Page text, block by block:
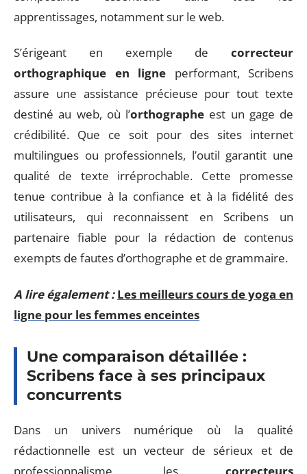
apprentissages, notamment sur le web.
S’érigeant en exemple de correcteur
orthographique en ligne performant, Scribens
assure une assistance précieuse pour tout texte
destiné au web, où l’orthographe est un gage de
crédibilité. Que ce soit pour des sites internet
multilingues ou professionnels, l’outil garantit une
qualité de texte irréprochable. Cette promesse
tenue contribue à la confiance et à la fidélité des
utilisateurs, qui reconnaissent en Scribens un
partenaire fiable pour la rédaction de contenus
exempts de fautes d’orthographe et de grammaire.
A lire également : Les meilleurs cours de yoga en
ligne pour les femmes enceintes
Une comparaison détaillée :
Scribens face à ses principaux
concurrents
Dans un univers numérique où la qualité
rédactionnelle est un vecteur de sérieux et de